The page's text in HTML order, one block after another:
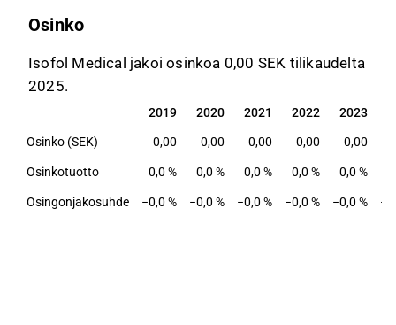
Osinko
Isofol Medical jakoi osinkoa 0,00 SEK tilikaudelta
2025.
2019 2020 2021 2022 2023
2019 2020 2021 2022 2023
Osinko (SEK) 0,00 0,00 0,00 0,00 0,00
Osinkotuotto 0,0 % 0,0 % 0,0 % 0,0 % 0,0 %
Osingonjakosuhde −0,0 % −0,0 % −0,0 % −0,0 % −0,0 %